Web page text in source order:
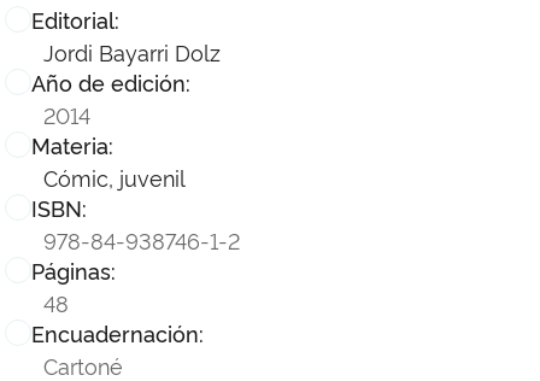
Editorial:
Jordi Bayarri Dolz
Año de edición:
2014
Materia:
Cómic, juvenil
ISBN:
978-84-938746-1-2
Páginas:
48
Encuadernación:
Cartoné